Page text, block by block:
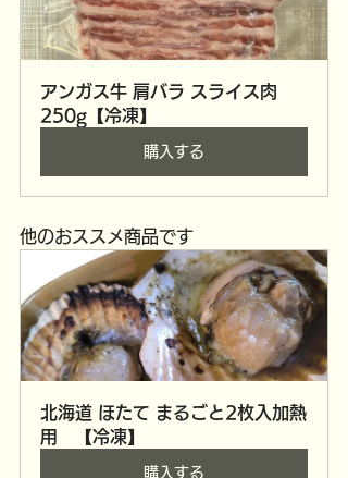
アンガス牛 肩バラ スライス肉
250g【冷凍】
購入する
他のおススメ商品です
北海道 ほたて まるごと2枚入加熱
用　【冷凍】
購入する